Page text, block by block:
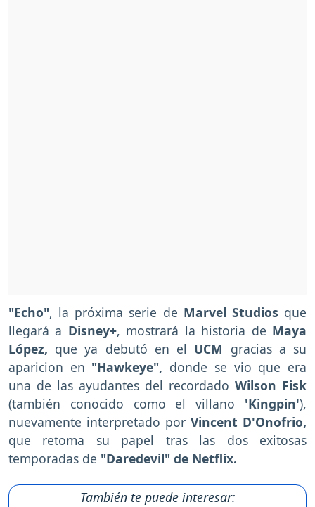
"Echo", la próxima serie de Marvel Studios que
llegará a Disney+, mostrará la historia de Maya
López, que ya debutó en el UCM gracias a su
aparicion en "Hawkeye", donde se vio que era
una de las ayudantes del recordado Wilson Fisk
(también conocido como el villano 'Kingpin'),
nuevamente interpretado por Vincent D'Onofrio,
que retoma su papel tras las dos exitosas
temporadas de "Daredevil" de Netflix.
También te puede interesar: